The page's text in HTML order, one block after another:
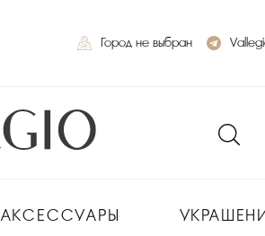
Город не выбран
АКСЕССУАРЫ